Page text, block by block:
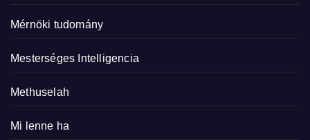
Mérnöki tudomány
Mesterséges Intelligencia
Methuselah
Mi lenne ha